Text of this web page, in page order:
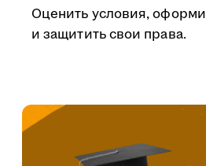
Оценить условия,
и защитить свои права.